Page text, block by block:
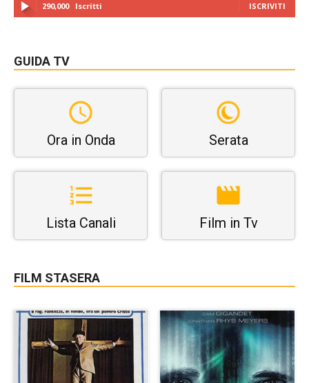
290,000 Iscritti ISCRIVITI
GUIDA TV
Ora in Onda Serata
Lista Canali Film in Tv
FILM STASERA